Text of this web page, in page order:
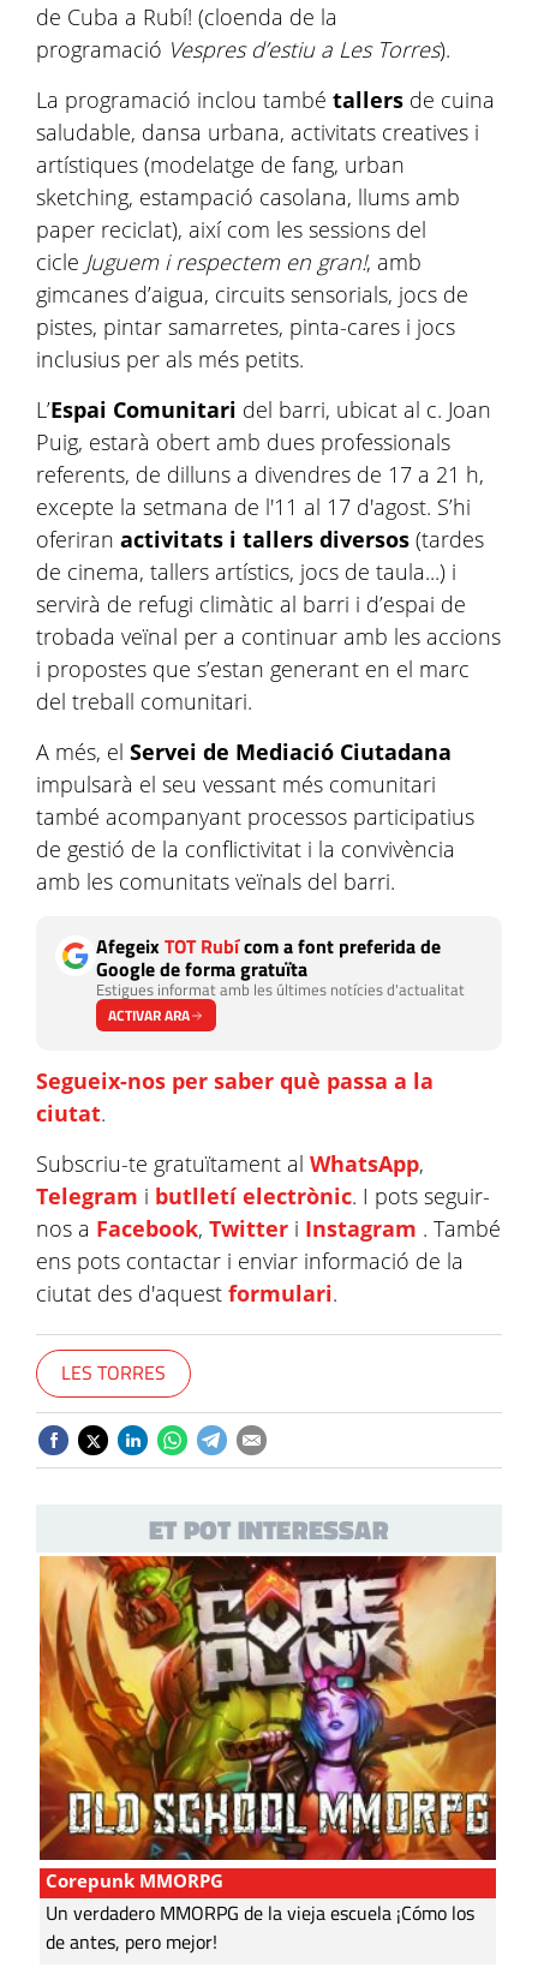
de Cuba a Rubí! (cloenda de la
programació Vespres d’estiu a Les Torres).
La programació inclou també tallers de cuina
saludable, dansa urbana, activitats creatives i
artístiques (modelatge de fang, urban
sketching, estampació casolana, llums amb
paper reciclat), així com les sessions del
cicle Juguem i respectem en gran!, amb
gimcanes d’aigua, circuits sensorials, jocs de
pistes, pintar samarretes, pinta-cares i jocs
inclusius per als més petits.
L’Espai Comunitari del barri, ubicat al c. Joan
Puig, estarà obert amb dues professionals
referents, de dilluns a divendres de 17 a 21 h,
excepte la setmana de l'11 al 17 d'agost. S’hi
oferiran activitats i tallers diversos (tardes
de cinema, tallers artístics, jocs de taula...) i
servirà de refugi climàtic al barri i d’espai de
trobada veïnal per a continuar amb les accions
i propostes que s’estan generant en el marc
del treball comunitari.
A més, el Servei de Mediació Ciutadana
impulsarà el seu vessant més comunitari
també acompanyant processos participatius
de gestió de la conflictivitat i la convivència
amb les comunitats veïnals del barri.
AfegeixTOT Rubícom a font preferida de
Google de forma gratuïta
Estigues informat amb les últimes notícies d'actualitat
ACTIVAR ARA
Segueix-nos per saber què passa a la
ciutat.
Subscriu-te gratuïtament al WhatsApp,
Telegram i butlletí electrònic. I pots seguir-
nos a Facebook, Twitter i Instagram . També
ens pots contactar i enviar informació de la
ciutat des d'aquest formulari.
LES TORRES
ET POT INTERESSAR
Corepunk MMORPG
Un verdadero MMORPG de la vieja escuela ¡Cómo los
de antes, pero mejor!